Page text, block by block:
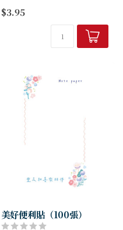
§ 規格：10.5x15cm。
§ 台灣本地設計製造，品質
$3.95
美好便利貼（100張）